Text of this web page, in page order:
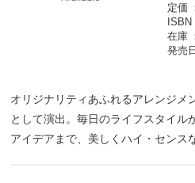
定価
ISBN
在庫
発売日
オリジナリティあふれるアレンジメ
として演出。毎日のライフスタイル
アイデアまで、美しくハイ・センス